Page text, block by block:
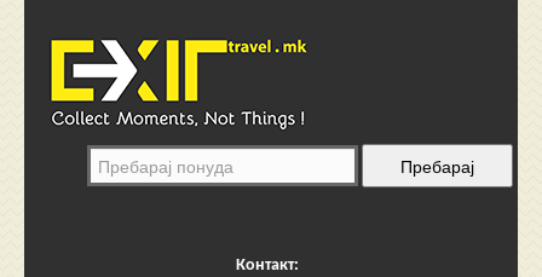
Контакт: